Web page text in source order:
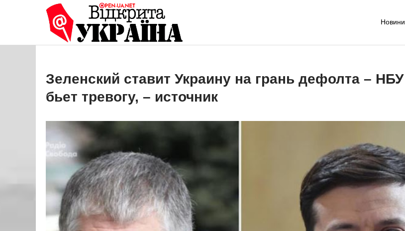
Новини
Зеленский ставит Украину на грань дефолта – НБУ
бьет тревогу, – источник